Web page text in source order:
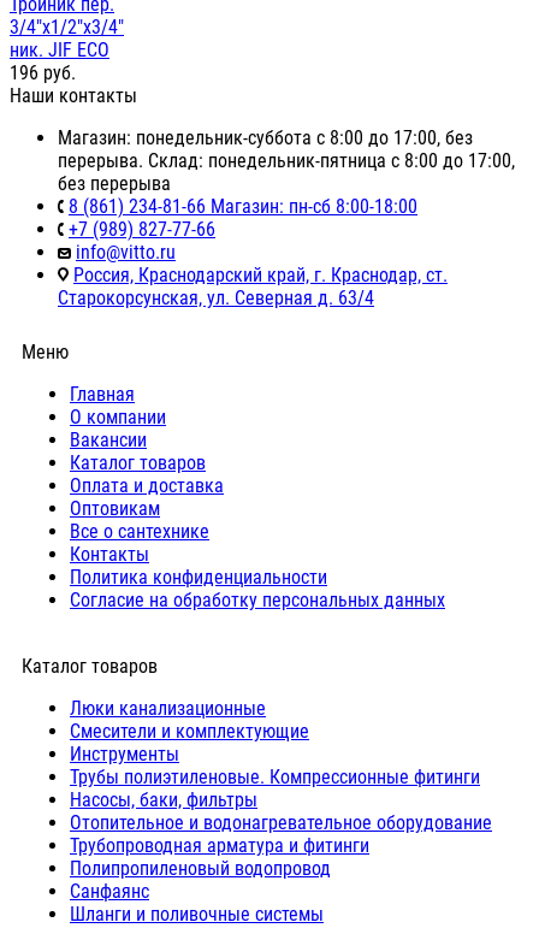
3/4"х1/2"х3/4"
ник. JIF ЕСО
196 руб.
Наши контакты
Магазин: понедельник-суббота с 8:00 до 17:00, без
перерыва. Склад: понедельник-пятница с 8:00 до 17:00,
без перерыва
8 (861) 234-81-66 Магазин: пн-сб 8:00-18:00
+7 (989) 827-77-66
info@vitto.ru
Россия, Краснодарский край, г. Краснодар, ст.
Старокорсунская, ул. Северная д. 63/4
Меню
Главная
О компании
Вакансии
Каталог товаров
Оплата и доставка
Оптовикам
Все о сантехнике
Контакты
Политика конфиденциальности
Согласие на обработку персональных данных
Каталог товаров
Люки канализационные
Cмесители и комплектующие
Инструменты
Трубы полиэтиленовые. Компрессионные фитинги
Насосы, баки, фильтры
Отопительное и водонагревательное оборудование
Трубопроводная арматура и фитинги
Полипропиленовый водопровод
Санфаянс
Шланги и поливочные системы